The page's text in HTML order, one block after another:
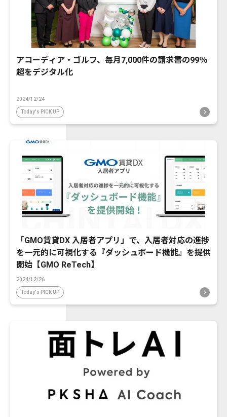
アコーディア・ゴルフ、毎月7,000件の請求書の99％
超をデジタル化
2024/12/24
Today's PICK UP
「GMO賃貸DX 入居者アプリ」で、入居者対応の進捗
を一元的に可視化する『ダッシュボード機能』を提供
開始【GMO ReTech】
2024/12/26
Today's PICK UP